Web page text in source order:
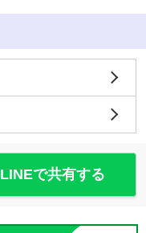
LINEで共有する